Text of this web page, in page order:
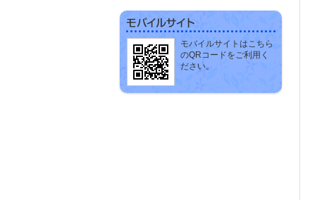
モバイルサイトはこちら
のQRコードをご利用く
ださい。